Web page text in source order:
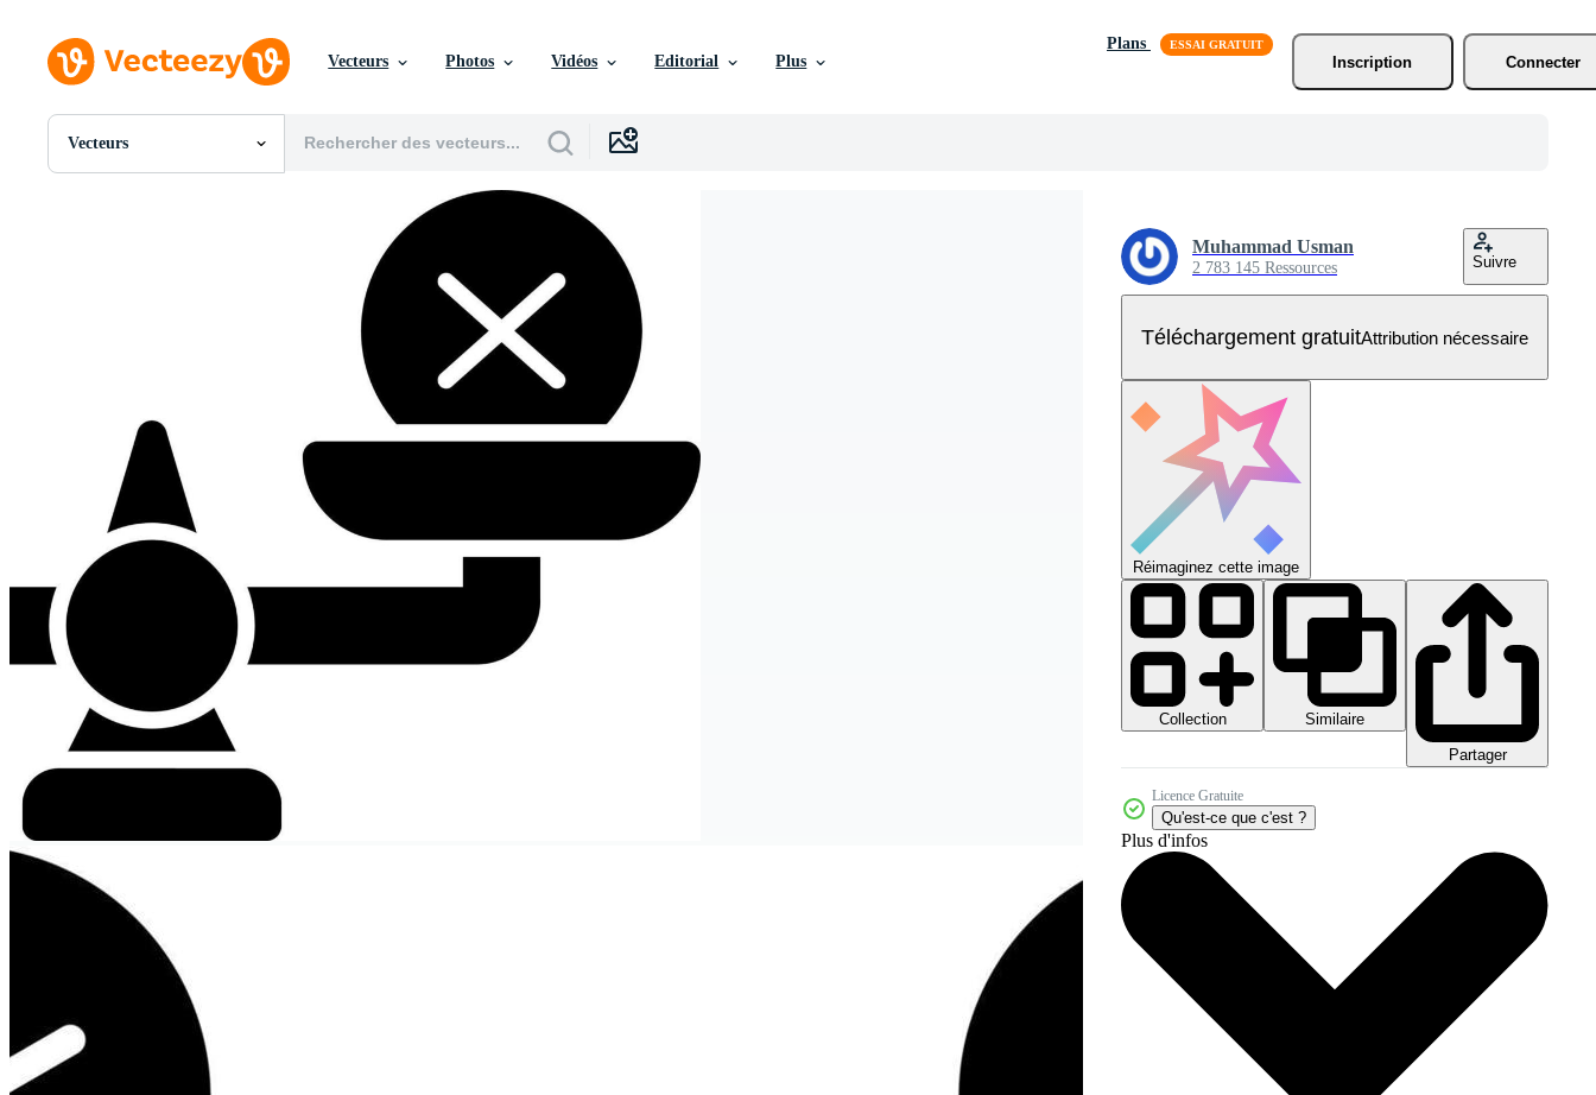
Vecteurs Photos Vidéos Editorial Plus
Plans
Inscription
Connecter
Vecteurs
Toutes Images
Événements Éditoriaux
Muhammad Usman
2 783 145 Ressources Suivre
Téléchargement gratuitAttribution nécessaire
Réimaginez cette image
Collection
Similaire
Partager
Licence Gratuite
Qu'est-ce que c'est ?
Plus d'infos